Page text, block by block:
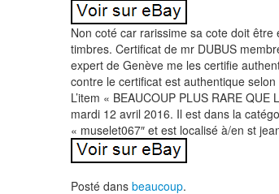
Non coté car rarissime sa cote doit
timbres. Certificat de mr DUBUS
expert de Genève me les certifie
contre le certificat est authentique
L’item « BEAUCOUP PLUS RARE
mardi 12 avril 2016. Il est dans la
« muselet067″ et est localisé à/en st
Posté dans beaucoup.